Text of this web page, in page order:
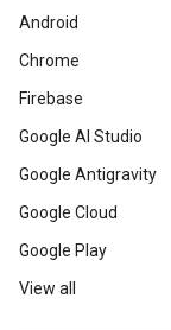
Android
Chrome
Firebase
Google AI Studio
Google Antigravity
Google Cloud
Google Play
View all